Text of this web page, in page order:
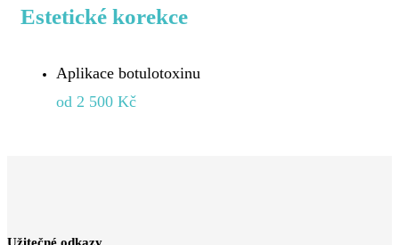
Estetické korekce
Aplikace botulotoxinu
od 2 500 Kč